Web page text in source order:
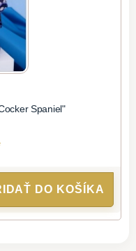
Spaniel"
DO KOŠÍKA